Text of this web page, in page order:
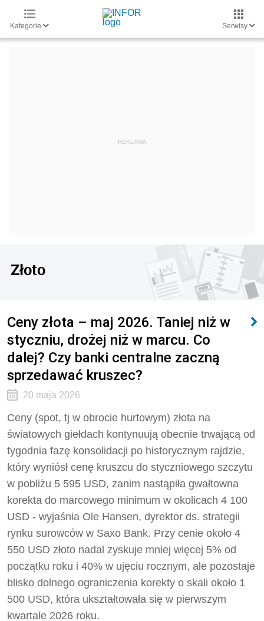
Kategorie Serwisy
Złoto
Ceny złota – maj 2026. Taniej niż w
styczniu, drożej niż w marcu. Co
dalej? Czy banki centralne zaczną
sprzedawać kruszec?
20 maja 2026
Ceny (spot, tj w obrocie hurtowym) złota na
światowych giełdach kontynuują obecnie trwającą od
tygodnia fazę konsolidacji po historycznym rajdzie,
który wyniósł cenę kruszcu do styczniowego szczytu
w pobliżu 5 595 USD, zanim nastąpiła gwałtowna
korekta do marcowego minimum w okolicach 4 100
USD - wyjaśnia Ole Hansen, dyrektor ds. strategii
rynku surowców w Saxo Bank. Przy cenie około 4
550 USD złoto nadal zyskuje mniej więcej 5% od
początku roku i 40% w ujęciu rocznym, ale pozostaje
blisko dolnego ograniczenia korekty o skali około 1
500 USD, która ukształtowała się w pierwszym
kwartale 2026 roku.